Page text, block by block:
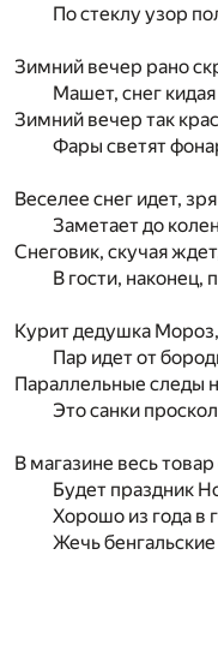
По стеклу узор
Зимний вечер рано
Машет, снег
Зимний вечер так
Фары светят
Веселее снег идет,
Заметает до
Снеговик, скучая
В гости, наконец,
Курит дедушка
Пар идет от
Параллельные следы
Это санки
В магазине весь
Будет праздник
Хорошо из года в
Жечь бенгальские